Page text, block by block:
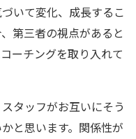
いて変化、成長するこ
第三者の視点があると
ーチングを取り入れて
タッフがお互いにそう
と思います。関係性が